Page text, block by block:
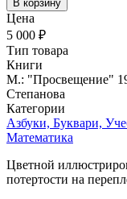
В корзину
Цена
5 000 ₽
Тип товара
Книги
М.: "Просвещение"
Степанова
Категории
Азбуки, Буквари,
Математика
Цветной
потертости на